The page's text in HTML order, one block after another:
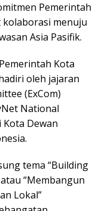
Pemerintah
kolaborasi menuju
Asia Pasifik.
Kota
oleh jajaran
(ExCom)
National
Dewan
tema “Building
“Membangun
Lokal”